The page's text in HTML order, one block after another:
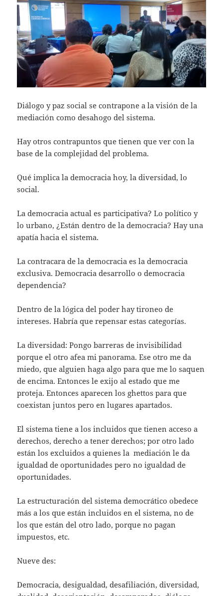
Diálogo y paz social se contrapone a la visión de la
mediación como desahogo del sistema.
Hay otros contrapuntos que tienen que ver con la
base de la complejidad del problema.
Qué implica la democracia hoy, la diversidad, lo
social.
La democracia actual es participativa? Lo político y
lo urbano, ¿Están dentro de la democracia? Hay una
apatía hacia el sistema.
La contracara de la democracia es la democracia
exclusiva. Democracia desarrollo o democracia
dependencia?
Dentro de la lógica del poder hay tironeo de
intereses. Habría que repensar estas categorías.
La diversidad: Pongo barreras de invisibilidad
porque el otro afea mi panorama. Ese otro me da
miedo, que alguien haga algo para que me lo saquen
de encima. Entonces le exijo al estado que me
proteja. Entonces aparecen los ghettos para que
coexistan juntos pero en lugares apartados.
El sistema tiene a los incluidos que tienen acceso a
derechos, derecho a tener derechos; por otro lado
están los excluidos a quienes la mediación le da
igualdad de oportunidades pero no igualdad de
oportunidades.
La estructuración del sistema democrático obedece
más a los que están incluidos en el sistema, no de
los que están del otro lado, porque no pagan
impuestos, etc.
Nueve des:
Democracia, desigualdad, desafiliación, diversidad,